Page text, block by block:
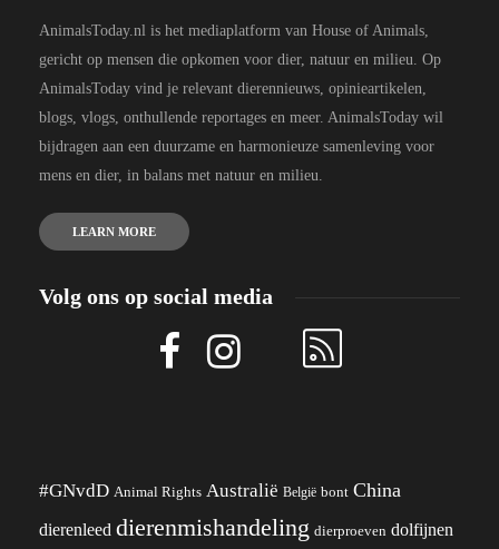
AnimalsToday.nl is het mediaplatform van House of Animals,
gericht op mensen die opkomen voor dier, natuur en milieu. Op
AnimalsToday vind je relevant dierennieuws, opinieartikelen,
blogs, vlogs, onthullende reportages en meer. AnimalsToday wil
bijdragen aan een duurzame en harmonieuze samenleving voor
mens en dier, in balans met natuur en milieu.
LEARN MORE
Volg ons op social media
#GNvdD Animal Rights Australië België bont China
dierenleed dierenmishandeling dierproeven dolfijnen